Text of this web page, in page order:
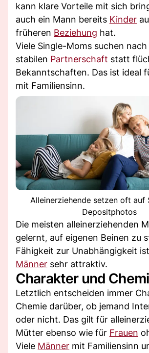
kann klare Vorteile mit sich
auch ein Mann bereits Kinder
früheren Beziehung hat.
Viele Single-Moms suchen
stabilen Partnerschaft statt
Bekanntschaften. Das ist ideal
mit Familiensinn.
Alleinerziehende setzen oft auf
Depositphotos
Die meisten alleinerziehenden
gelernt, auf eigenen Beinen zu
Fähigkeit zur Unabhängigkeit
Männer sehr attraktiv.
Charakter und
Letztlich entscheiden immer
Chemie darüber, ob jemand
oder nicht. Das gilt für
Mütter ebenso wie für Frauen
Viele Männer mit Familiensinn